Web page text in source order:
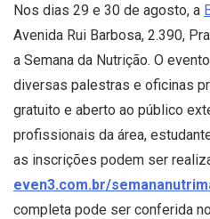
Nos dias 29 e 30 de agosto, a
Avenida Rui Barbosa, 2.390,
a Semana da Nutrição. O
diversas palestras e oficinas
gratuito e aberto ao público
profissionais da área,
as inscrições podem ser
even3.com.br/
completa pode ser conferida